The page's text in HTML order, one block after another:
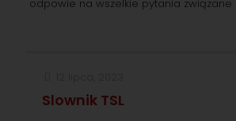
odpowie na wszelkie pytania związane
Slownik TSL